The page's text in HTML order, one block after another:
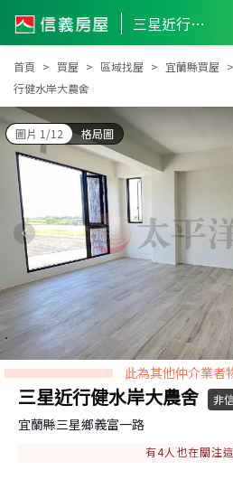
三星近行健水岸大農舍
首頁 買屋 區域找屋 宜蘭縣買屋
行健水岸大農舍
圖片 1/12 格局圖
此為其他仲介業者
三星近行健水岸大農舍 非
宜蘭縣三星鄉義富一路
有4人也在關注